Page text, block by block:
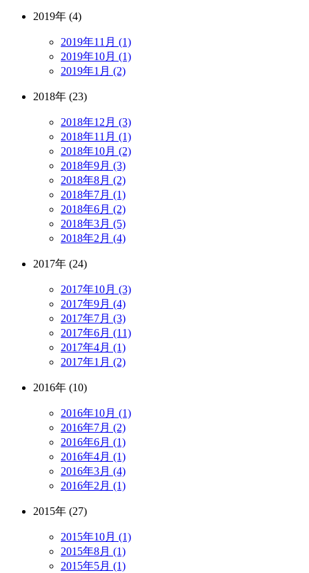
2019年 (4)
2019年11月 (1)
2019年10月 (1)
2019年1月 (2)
2018年 (23)
2018年12月 (3)
2018年11月 (1)
2018年10月 (2)
2018年9月 (3)
2018年8月 (2)
2018年7月 (1)
2018年6月 (2)
2018年3月 (5)
2018年2月 (4)
2017年 (24)
2017年10月 (3)
2017年9月 (4)
2017年7月 (3)
2017年6月 (11)
2017年4月 (1)
2017年1月 (2)
2016年 (10)
2016年10月 (1)
2016年7月 (2)
2016年6月 (1)
2016年4月 (1)
2016年3月 (4)
2016年2月 (1)
2015年 (27)
2015年10月 (1)
2015年8月 (1)
2015年5月 (1)